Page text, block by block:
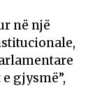
në një
gjysmë”,